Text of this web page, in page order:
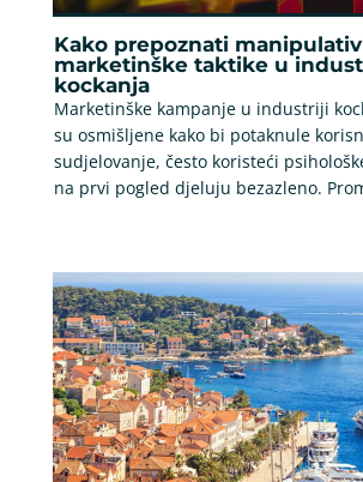
Kako prepoznati
marketinške taktike u
kockanja
Marketinške kampanje u industriji
su osmišljene kako bi potaknule
sudjelovanje, često koristeći
na prvi pogled djeluju bezazleno.